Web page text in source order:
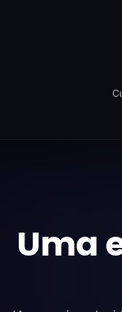
Uma